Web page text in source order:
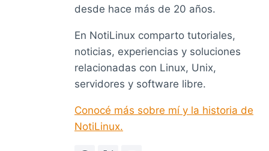
desde hace más de 20 años.
En NotiLinux comparto tutoriales,
noticias, experiencias y soluciones
relacionadas con Linux, Unix,
servidores y software libre.
Conocé más sobre mí y la historia de
NotiLinux.